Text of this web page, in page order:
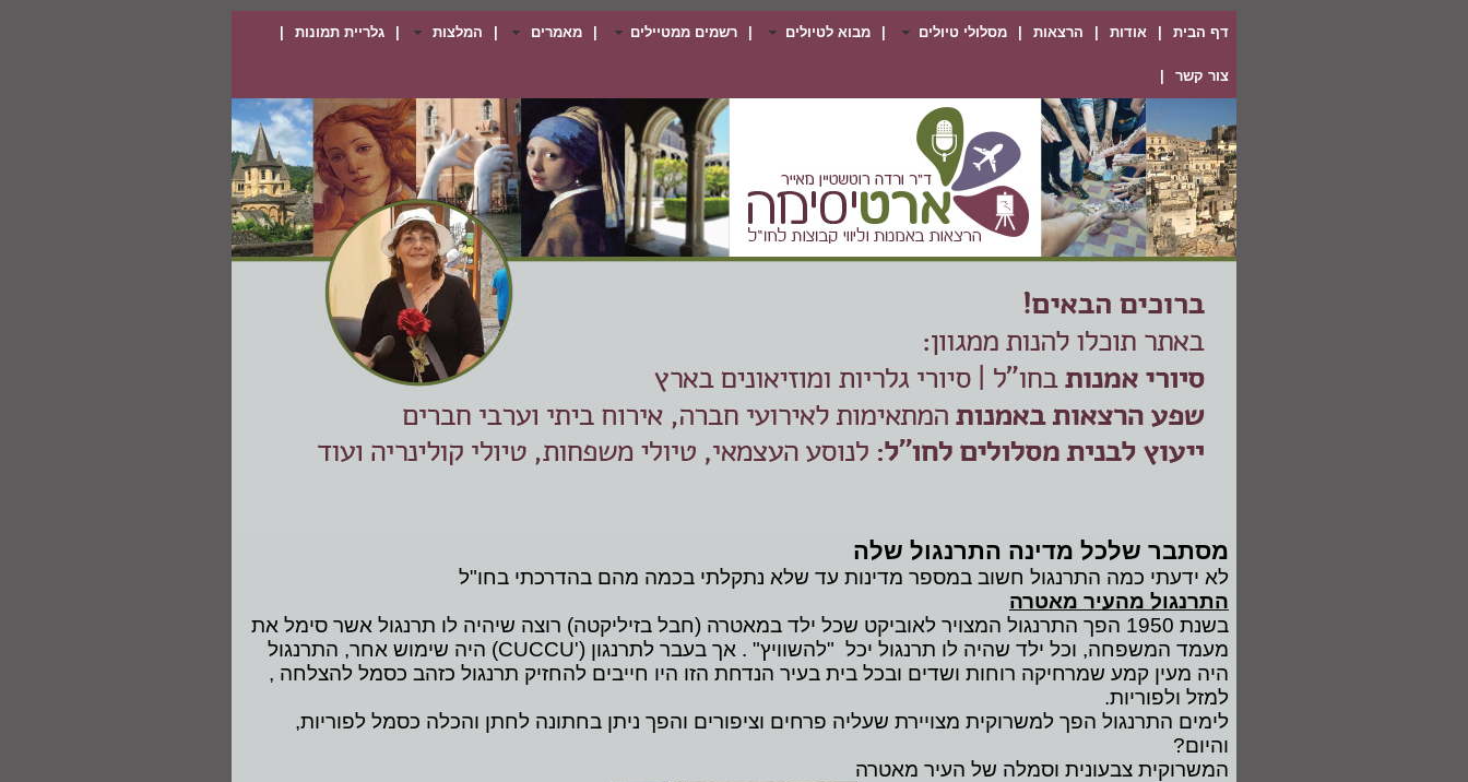
דף הבית אודות הרצאות מסלולי טיולים מבוא לטיולים רשמים ממטיילים מאמרים המלצות גלריית תמונות
צור קשר
מסתבר שלכל מדינה התרנגול שלה
לא ידעתי כמה התרנגול חשוב במספר מדינות עד שלא נתקלתי בכמה מהם בהדרכתי בחו"ל
התרנגול מהעיר מאטרה
בשנת 1950 הפך התרנגול המצויר לאוביקט שכל ילד במאטרה (חבל בזיליקטה) רוצה שיהיה לו תרנגול אשר סימל את
מעמד המשפחה, וכל ילד שהיה לו תרנגול יכל "להשוויץ" . אך בעבר לתרנגון (CUCCU') היה שימוש אחר, התרנגול
היה מעין קמע שמרחיקה רוחות ושדים ובכל בית בעיר הנדחת הזו היו חייבים להחזיק תרנגול כזהב כסמל להצלחה ,
למזל ולפוריות.
לימים התרנגול הפך למשרוקית מצויירת שעליה פרחים וציפורים והפך ניתן בחתונה לחתן והכלה כסמל לפוריות,
והיום?
המשרוקית צבעונית וסמלה של העיר מאטרה